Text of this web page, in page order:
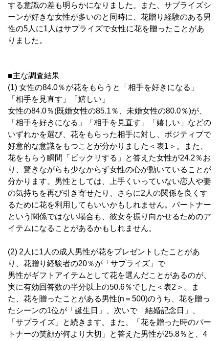
する意識の差も明らかになりました。また、サプライズシ
ーンが好きな女性が多いのと同時に、花贈り経験のある男
性の5人に1人はサプライズで女性に花を贈ったことがあ
りました。
■主な調査結果
(1) 女性の84.0％が花をもらうと「相手を好きになる」
「相手を見直す」「嬉しい」
女性の84.0％(既婚女性の85.1％、未婚女性の80.0％)が、
「相手を好きになる」「相手を見直す」「嬉しい」などの
いずれかを選び、花をもらった相手に対し、ポジティブで
好意的な意識をもつことが分かりました＜表1＞。また、
花をもらう瞬間「ビックリする」と答えた女性が24.2％お
り、驚きながらも少なからず女性の心が動いていることが
分かります。男性としては、上手くいっていない恋人や妻
の気持ちを再び引き寄せたり、さらに2人の関係を良くす
るために花を利用してもいいかもしれません。パートナー
という関係ではない場合も、彼女を振り向かせるためのア
イテムになることがあるかもしれません。
(2) 2人に1人の成人男性が花をプレゼントしたことがあ
り、花贈り経験者の20％が「サプライズ」で
男性がギフトアイテムとして花を選んだことがあるのが、
実に有効回答数の半分以上の50.6％でした＜表2＞。ま
た、花を贈ったことがある男性(n＝500)のうち、花を贈っ
たシーンの1位が「誕生日」、次いで「結婚記念日」、
「サプライズ」と続きます。また、「花を贈った時のパー
トナーの笑顔が何より大切」と答えた男性が25.8％と、4